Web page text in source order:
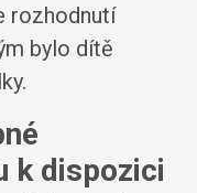
rozhodnutí
bylo dítě
k dispozici